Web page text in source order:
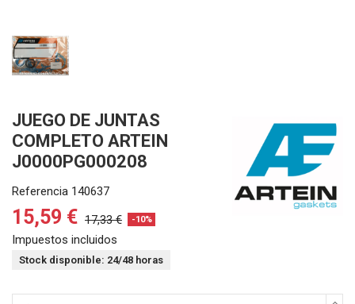
JUEGO DE JUNTAS
COMPLETO ARTEIN
J0000PG000208
Referencia 140637
15,59 € 17,33 € -10%
Impuestos incluidos
Stock disponible: 24/48 horas